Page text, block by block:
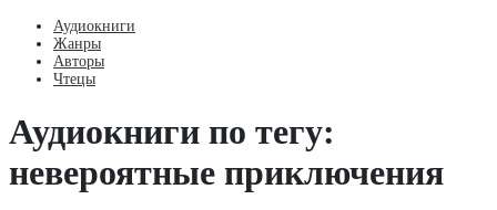
Аудиокниги
Жанры
Авторы
Чтецы
Аудиокниги по тегу:
невероятные приключения